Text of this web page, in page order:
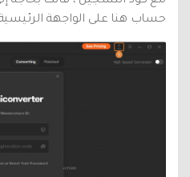
حساب هنا على الواجهة